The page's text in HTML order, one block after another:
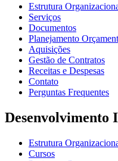
Estrutura
Serviços
Documentos
Planejamento
Aquisições
Gestão de Contratos
Receitas e Despesas
Contato
Perguntas Frequentes
Desenvolvimento
Estrutura
Cursos